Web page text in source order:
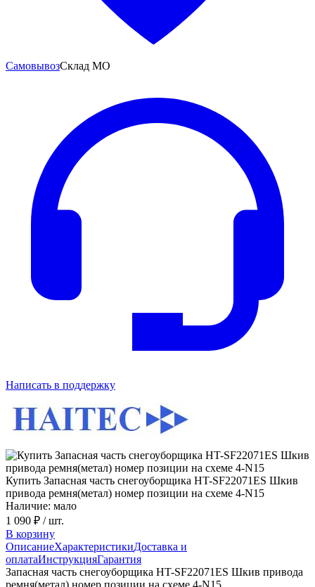
СамовывозСклад МО
Написать в поддержку
Купить Запасная часть снегоуборщика HT-SF22071ES Шкив
привода ремня(метал) номер позиции на схеме 4-N15
Наличие: мало
1 090 ₽ / шт.
В корзину
ОписаниеХарактеристикиДоставка и
оплатаИнструкцияГарантия
Запасная часть снегоуборщика HT-SF22071ES Шкив привода
ремня(метал) номер позиции на схеме 4-N15